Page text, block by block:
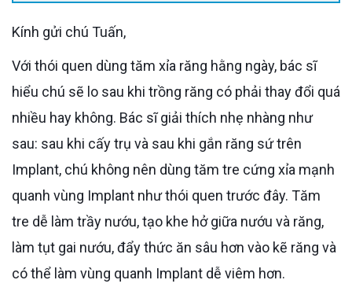
Kính gửi chú Tuấn,
Với thói quen dùng tăm xỉa răng hằng ngày, bác sĩ
hiểu chú sẽ lo sau khi trồng răng có phải thay đổi quá
nhiều hay không. Bác sĩ giải thích nhẹ nhàng như
sau: sau khi cấy trụ và sau khi gắn răng sứ trên
Implant, chú không nên dùng tăm tre cứng xỉa mạnh
quanh vùng Implant như thói quen trước đây. Tăm
tre dễ làm trầy nướu, tạo khe hở giữa nướu và răng,
làm tụt gai nướu, đẩy thức ăn sâu hơn vào kẽ răng và
có thể làm vùng quanh Implant dễ viêm hơn.